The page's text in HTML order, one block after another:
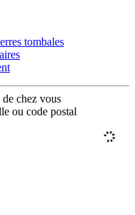
tombales
chez vous
ou code postal